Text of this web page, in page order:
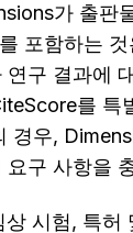
가 출판
포함하는
구 결과에
를 특
경우,
구 사항을
시험, 특허